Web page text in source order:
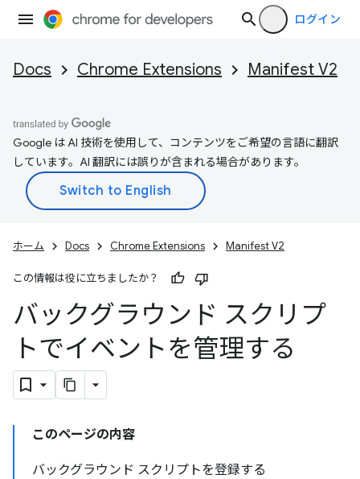
ログイン
Docs Chrome Extensions Manifest V2
Google は AI 技術を使用して、コンテンツをご希望の言語に翻訳
しています。AI 翻訳には誤りが含まれる場合があります。
ホーム Docs Chrome Extensions Manifest V2
この情報は役に立ちましたか？
バックグラウンド スクリプ
トでイベントを管理する
このページの内容
バックグラウンド スクリプトを登録する